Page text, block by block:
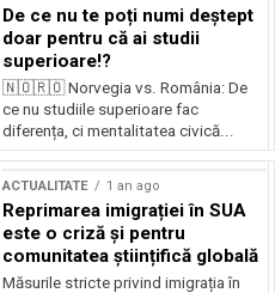
De ce nu te poți numi deștept
doar pentru că ai studii
superioare!?
🇳🇴🇷🇴 Norvegia vs. România: De
ce nu studiile superioare fac
diferența, ci mentalitatea civică...
ACTUALITATE 1 an ago
Reprimarea imigrației în SUA
este o criză și pentru
comunitatea științifică globală
Măsurile stricte privind imigrația în